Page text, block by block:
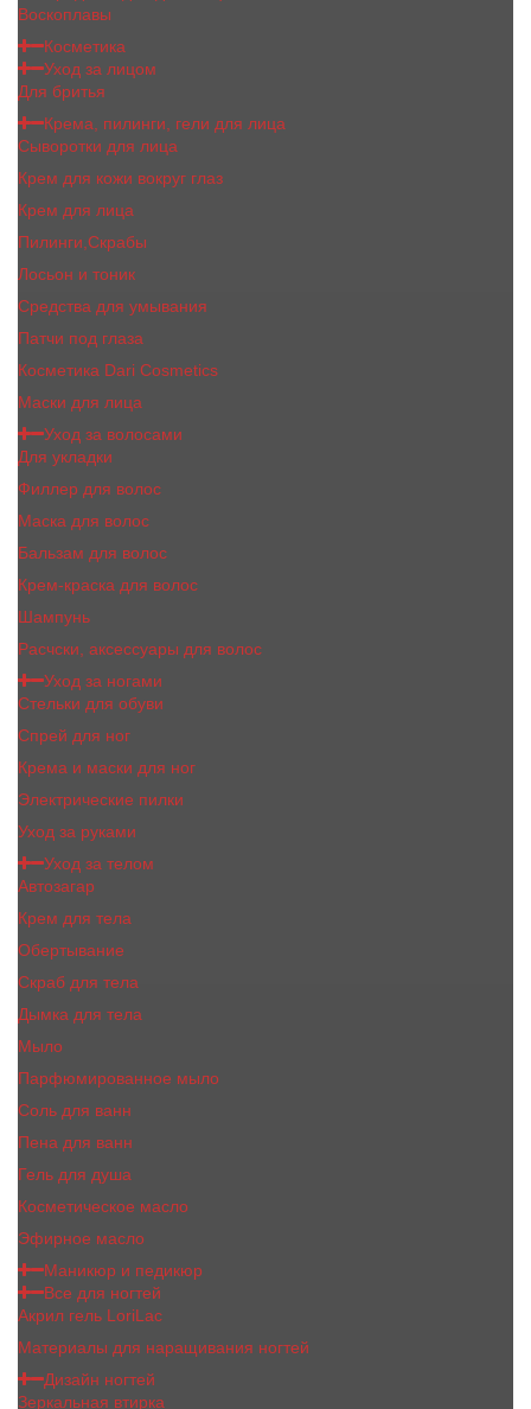
Воскоплавы
Косметика
Уход за лицом
Для бритья
Крема, пилинги, гели для лица
Сыворотки для лица
Крем для кожи вокруг глаз
Крем для лица
Пилинги,Скрабы
Лосьон и тоник
Средства для умывания
Патчи под глаза
Косметика Dari Cosmetics
Маски для лица
Уход за волосами
Для укладки
Филлер для волос
Маска для волос
Бальзам для волос
Крем-краска для волос
Шампунь
Расчски, аксессуары для волос
Уход за ногами
Стельки для обуви
Спрей для ног
Крема и маски для ног
Электрические пилки
Уход за руками
Уход за телом
Автозагар
Крем для тела
Обертывание
Скраб для тела
Дымка для тела
Мыло
Парфюмированное мыло
Соль для ванн
Пена для ванн
Гель для душа
Косметическое масло
Эфирное масло
Маникюр и педикюр
Все для ногтей
Акрил гель LoriLac
Материалы для наращивания ногтей
Дизайн ногтей
Зеркальная втирка